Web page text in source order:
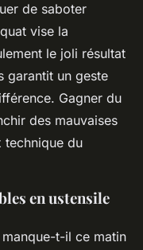
de saboter
vise la
le joli résultat
garantit un geste
Gagner du
des mauvaises
technique du
en ustensile
t-il ce matin